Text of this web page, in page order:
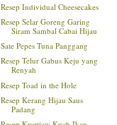
Resep Individual Cheesecakes
Resep Selar Goreng Garing
Siram Sambal Cabai Hijau
Sate Pepes Tuna Panggang
Resep Telur Gabus Keju yang
Renyah
Resep Toad in the Hole
Resep Kerang Hijau Saus
Padang